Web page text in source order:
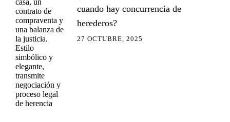
cuando hay concurrencia de
herederos?
27 OCTUBRE, 2025